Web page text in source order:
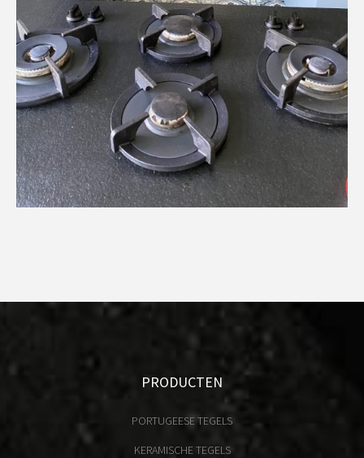
PRODUCTEN
PORTUGEESE TEGELS
KERAMISCHE TEGELS